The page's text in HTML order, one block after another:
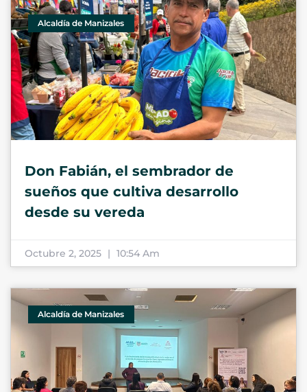
Alcaldía de Manizales
Don Fabián, el sembrador de
sueños que cultiva desarrollo
desde su vereda
Octubre 2, 2025 10:54 Am
Alcaldía de Manizales